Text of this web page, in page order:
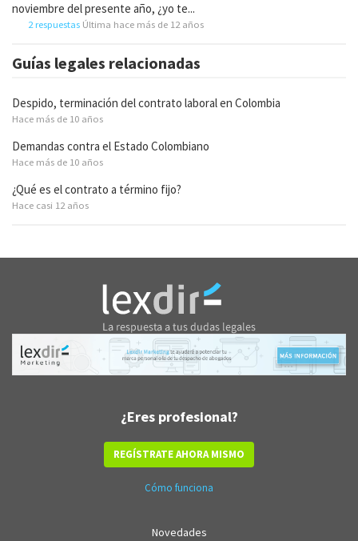
noviembre del presente año, ¿yo te...
2 respuestas Última hace más de 12 años
Guías legales relacionadas
Despido, terminación del contrato laboral en Colombia
Hace más de 10 años
Demandas contra el Estado Colombiano
Hace más de 10 años
¿Qué es el contrato a término fijo?
Hace casi 12 años
¿Eres profesional?
REGÍSTRATE AHORA MISMO
Cómo funciona
Novedades